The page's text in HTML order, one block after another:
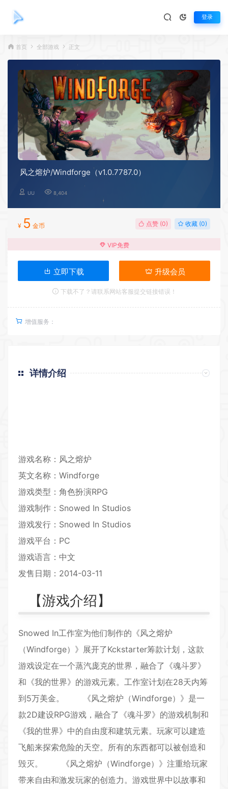
登录
首页 全部游戏 正文
风之熔炉/Windforge（v1.0.7787.0）
UU 8,404
¥ 5 金币 点赞 (0) 收藏 (0)
VIP免费
立即下载 升级会员
下载不了？请联系网站客服提交链接错误！
增值服务：
详情介绍
游戏名称：风之熔炉
英文名称：Windforge
游戏类型： 角色扮演RPG
游戏制作：Snowed In Studios
游戏发行：Snowed In Studios
游戏平台：PC
游戏语言：中文
发售日期：2014-03-11
【游戏介绍】
Snowed In工作室为他们制作的《风之熔炉
（Windforge）》展开了Kckstarter筹款计划，这款
游戏设定在一个蒸汽庞克的世界，融合了《魂斗罗》
和《我的世界》的游戏元素。工作室计划在28天内筹
到5万美金。 《风之熔炉（Windforge）》是一
款2D建设RPG游戏 ，融合了《魂斗罗》的游戏机制和
《我的世界》中的自由度和建筑元素。玩家可以建造
飞船来探索危险的天空。所有的东西都可以被创造和
毁灭。 《风之熔炉（Windforge）》注重给玩家
带来自由和激发玩家的创造力。游戏世界中以故事和